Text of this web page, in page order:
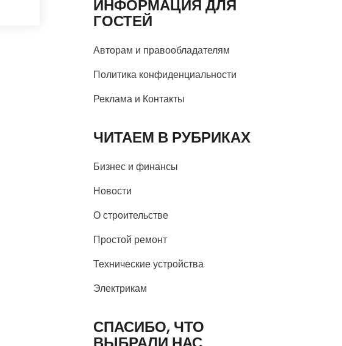
ИНФОРМАЦИЯ ДЛЯ
ГОСТЕЙ
Авторам и правообладателям
Политика конфиденциальности
Реклама и Контакты
ЧИТАЕМ В РУБРИКАХ
Бизнес и финансы
Новости
О строительстве
Простой ремонт
Технические устройства
Электрикам
СПАСИБО, ЧТО